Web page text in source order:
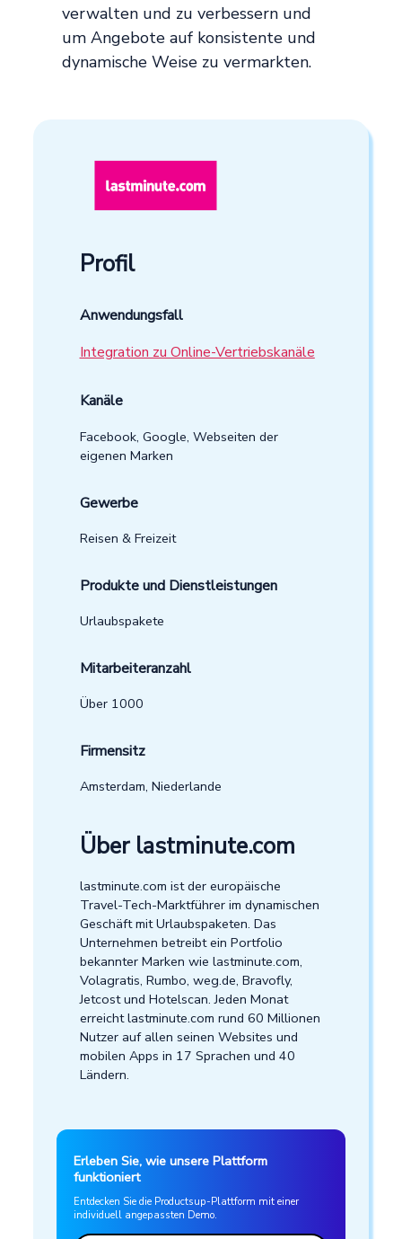
verwalten und zu verbessern und
um Angebote auf konsistente und
dynamische Weise zu vermarkten.